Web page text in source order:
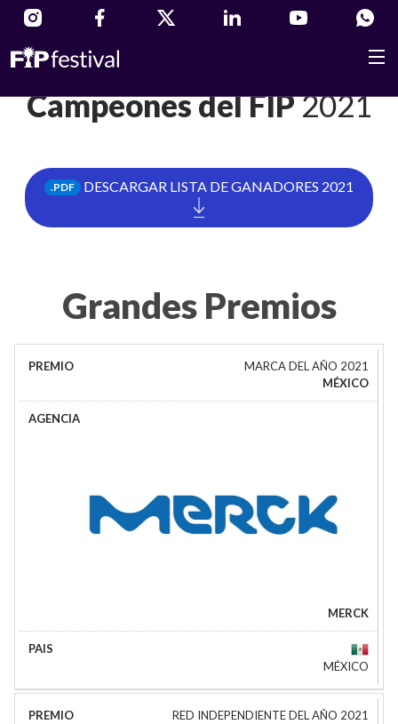
Campeones del FIP2021
.PDF DESCARGAR LISTA DE GANADORES 2021
Grandes Premios
MARCA DEL AÑO 2021
MÉXICO
MERCK
MÉXICO
RED INDEPENDIENTE DEL AÑO 2021